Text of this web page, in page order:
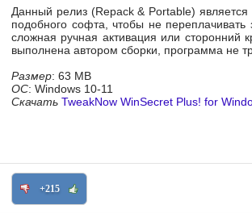
Данный релиз (Repack & Portable)
подобного софта, чтобы не
сложная ручная активация или сторонний
выполнена автором сборки, программа не
Размер: 63 MB
ОС: Windows 10-11
Скачать TweakNow WinSecret Plus! for
+215